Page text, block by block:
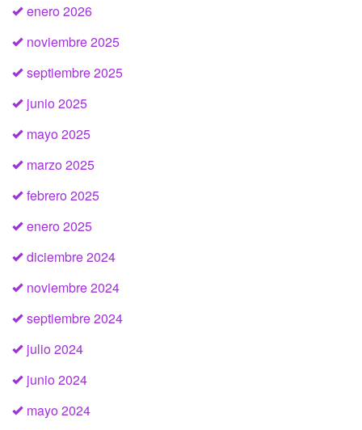
enero 2026
noviembre 2025
septiembre 2025
junio 2025
mayo 2025
marzo 2025
febrero 2025
enero 2025
diciembre 2024
noviembre 2024
septiembre 2024
julio 2024
junio 2024
mayo 2024